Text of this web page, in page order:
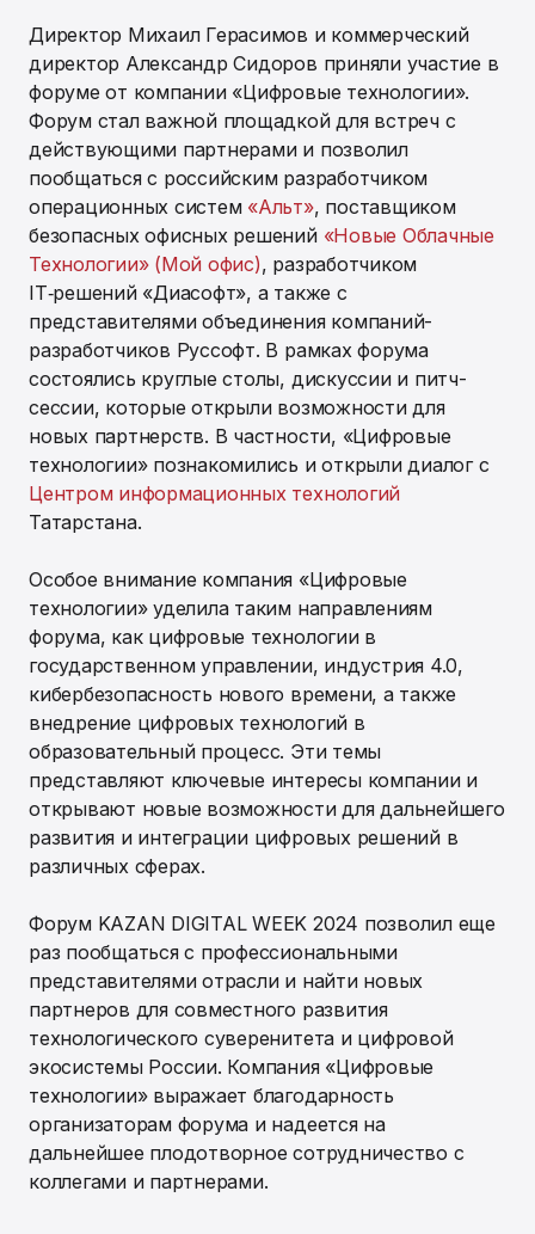
Директор Михаил Герасимов и коммерческий
директор Александр Сидоров приняли участие в
форуме от компании «Цифровые технологии».
Форум стал важной площадкой для встреч с
действующими партнерами и позволил
пообщаться с российским разработчиком
операционных систем «Альт», поставщиком
безопасных офисных решений «Новые Облачные
Технологии» (Мой офис), разработчиком
IT‑решений «Диасофт», а также с
представителями объединения компаний-
разработчиков Руссофт. В рамках форума
состоялись круглые столы, дискуссии и питч-
сессии, которые открыли возможности для
новых партнерств. В частности, «Цифровые
технологии» познакомились и открыли диалог с
Центром информационных технологий
Татарстана.
Особое внимание компания «Цифровые
технологии» уделила таким направлениям
форума, как цифровые технологии в
государственном управлении, индустрия 4.0,
кибербезопасность нового времени, а также
внедрение цифровых технологий в
образовательный процесс. Эти темы
представляют ключевые интересы компании и
открывают новые возможности для дальнейшего
развития и интеграции цифровых решений в
различных сферах.
Форум KAZAN DIGITAL WEEK 2024 позволил еще
раз пообщаться с профессиональными
представителями отрасли и найти новых
партнеров для совместного развития
технологического суверенитета и цифровой
экосистемы России. Компания «Цифровые
технологии» выражает благодарность
организаторам форума и надеется на
дальнейшее плодотворное сотрудничество с
коллегами и партнерами.